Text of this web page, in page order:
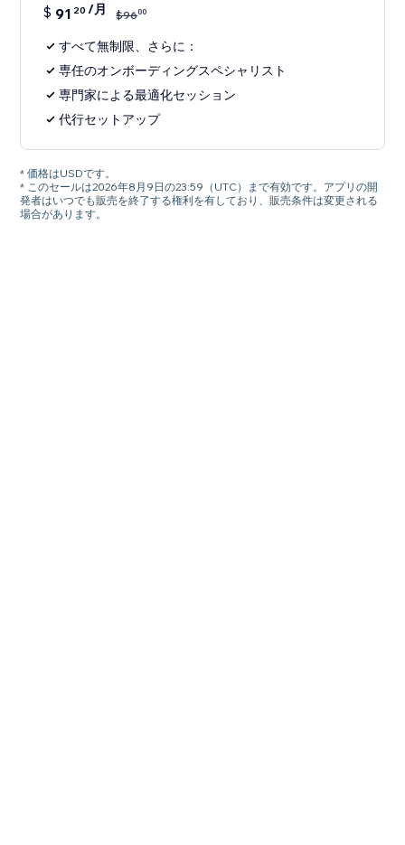
$ 91 20 /月 $9600
すべて無制限、さらに：
専任のオンボーディングスペシャリスト
専門家による最適化セッション
代行セットアップ
* 価格はUSDです。
* このセールは2026年8月9日の23:59（UTC）まで有効です。アプリの開
発者はいつでも販売を終了する権利を有しており、販売条件は変更される
場合があります。